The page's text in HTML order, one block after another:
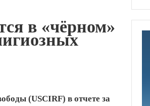
в «чёрном»
(USCIRF) в отчете за